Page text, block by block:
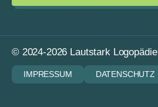
© 2024-2026 Lautstark Logopädie
IMPRESSUM DATENSCHUTZ